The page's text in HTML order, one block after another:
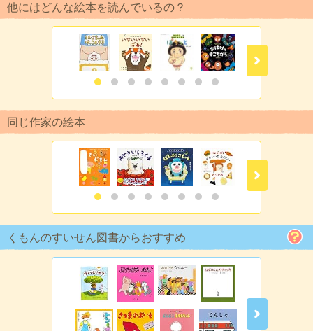
他にはどんな絵本を読んでいるの？
同じ作家の絵本
くもんのすいせん図書からおすすめ